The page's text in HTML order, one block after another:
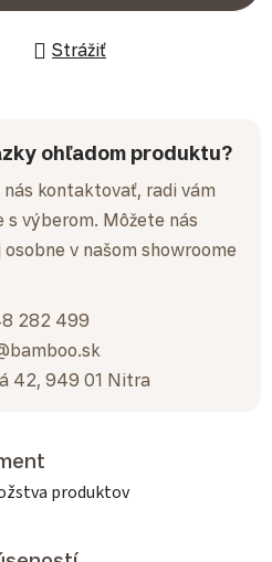
Strážiť
ohľadom produktu?
kontaktovať, radi vám
s výberom. Môžete nás
v našom showroome
282 499
42, 949 01 Nitra
produktov